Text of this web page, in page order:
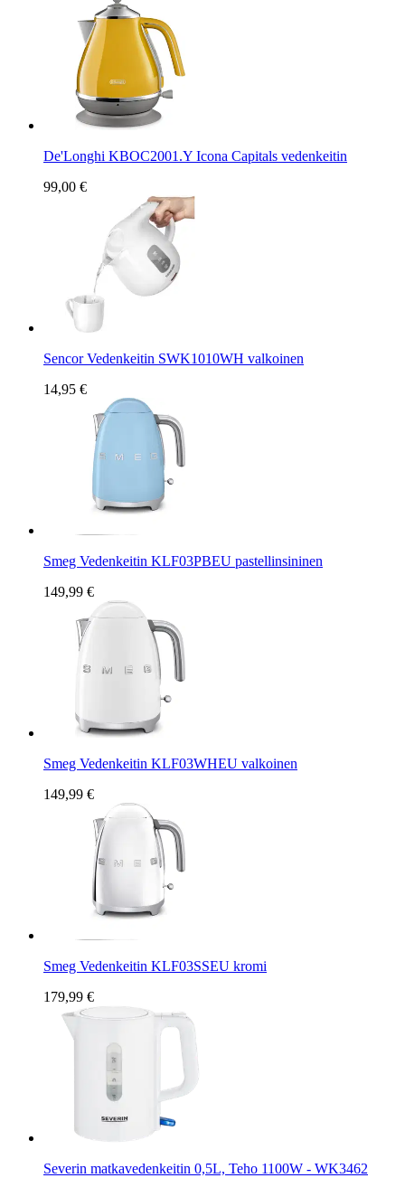
De'Longhi KBOC2001.Y Icona Capitals vedenkeitin
99,00 €
Sencor Vedenkeitin SWK1010WH valkoinen
14,95 €
Smeg Vedenkeitin KLF03PBEU pastellinsininen
149,99 €
Smeg Vedenkeitin KLF03WHEU valkoinen
149,99 €
Smeg Vedenkeitin KLF03SSEU kromi
179,99 €
Severin matkavedenkeitin 0,5L, Teho 1100W - WK3462